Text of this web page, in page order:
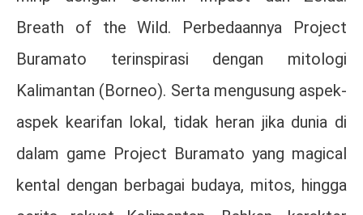
Breath of the Wild. Perbedaannya Project
Buramato terinspirasi dengan mitologi
Kalimantan (Borneo). Serta mengusung aspek-
aspek kearifan lokal, tidak heran jika dunia di
dalam game Project Buramato yang magical
kental dengan berbagai budaya, mitos, hingga